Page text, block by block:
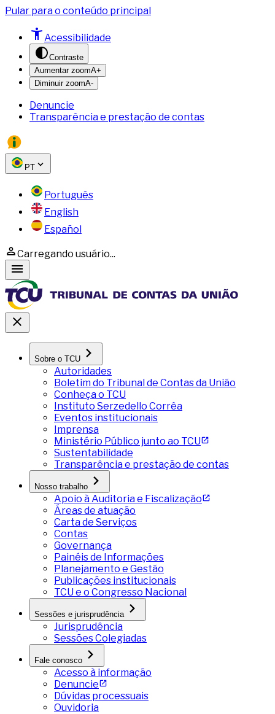
Pular para o conteúdo principal
Acessibilidade
Contraste
Aumentar zoomA+
Diminuir zoomA-
Denuncie
Transparência e prestação de contas
PT
Português
English
Español
Carregando usuário...
Sobre o TCU
Autoridades
Boletim do Tribunal de Contas da União
Conheça o TCU
Instituto Serzedello Corrêa
Eventos institucionais
Imprensa
Ministério Público junto ao TCU
Sustentabilidade
Transparência e prestação de contas
Nosso trabalho
Apoio à Auditoria e Fiscalização
Áreas de atuação
Carta de Serviços
Contas
Governança
Painéis de Informações
Planejamento e Gestão
Publicações institucionais
TCU e o Congresso Nacional
Sessões e jurisprudência
Jurisprudência
Sessões Colegiadas
Fale conosco
Acesso à informação
Denuncie
Dúvidas processuais
Ouvidoria